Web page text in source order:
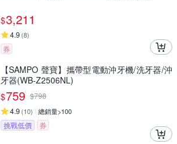
$3,211
4.9 (8)
券
【SAMPO 聲寶】攜帶型電動沖牙機/洗牙器/沖
牙器(WB-Z2506NL)
$759 $798
4.9 (10) 總銷量>100
挑戰低價 券